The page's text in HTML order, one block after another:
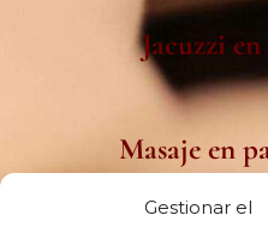
Gestionar el
Jacuzzi
Masaje en